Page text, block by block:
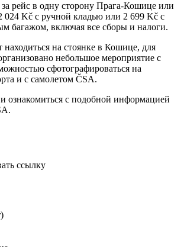
рейс в одну сторону Прага-Кошице или
Kč с ручной кладью или 2 699 Kč с
багажом, включая все сборы и налоги.
находиться на стоянке в Кошице, для
небольшое мероприятие с
сфотографироваться на
и с самолетом ČSA.
ознакомиться с подобной информацией
ссылку